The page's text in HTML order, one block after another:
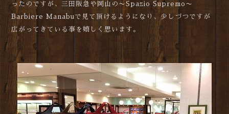
ったのですが、三田阪急や岡山の〜Spazio Supremo〜
Barbiere Manabuで見て頂けるようになり、少しづつですが
広がってきている事を嬉しく思います。